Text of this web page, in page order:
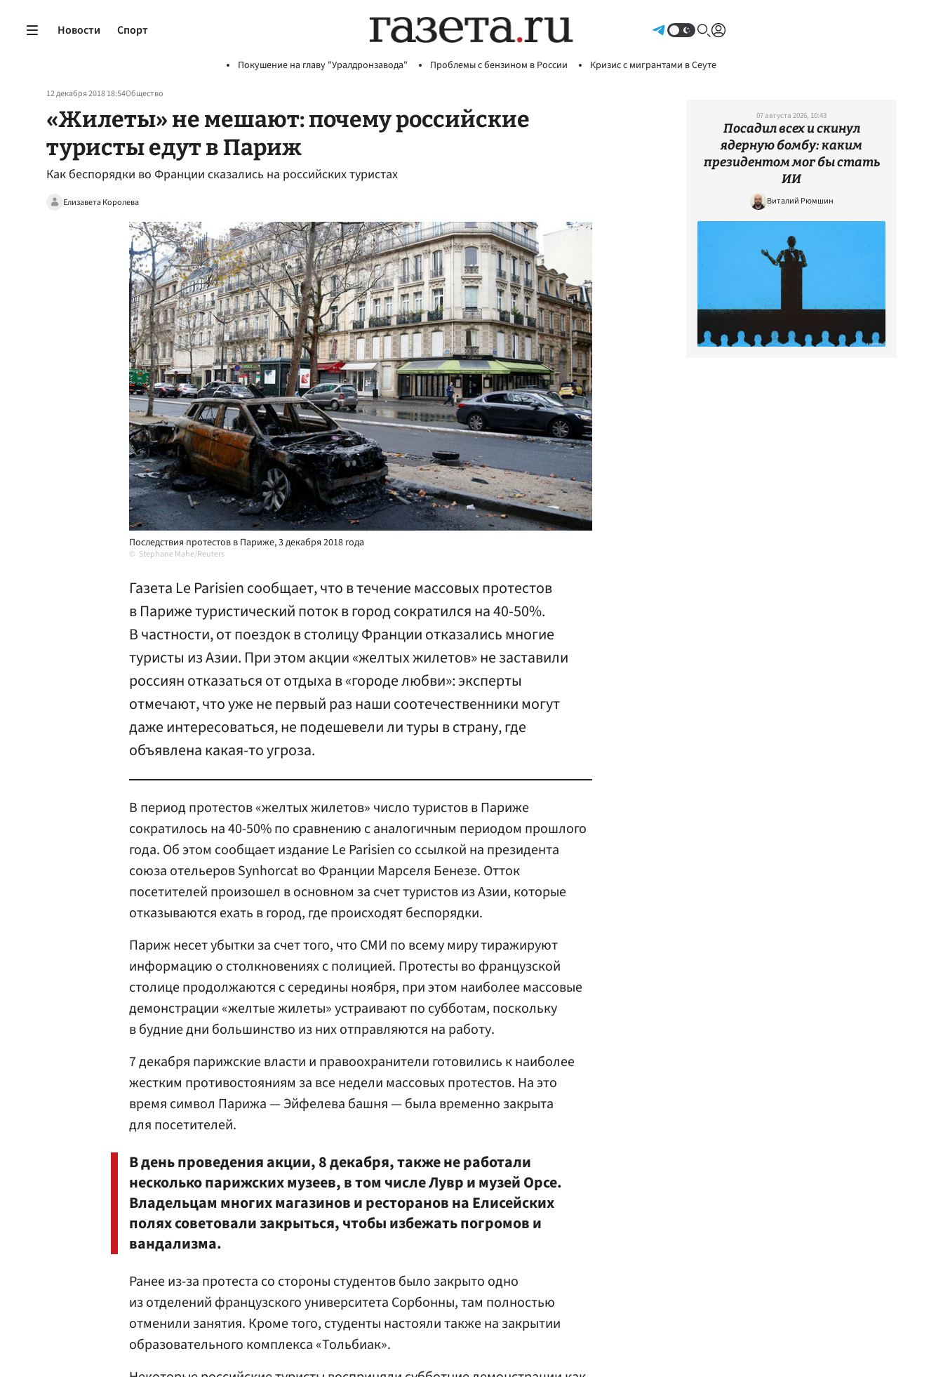
Новости Спорт
Покушение на главу "Уралдронзавода" Проблемы с бензином в России Кризис с мигрантами в Сеуте
12 декабря 2018 18:54Общество
«Жилеты» не мешают: почему российские
туристы едут в Париж
Как беспорядки во Франции сказались на российских туристах
Елизавета Королева
Последствия протестов в Париже, 3 декабря 2018 года
Stephane Mahe/Reuters
Газета Le Parisien сообщает, что в течение массовых протестов
в Париже туристический поток в город сократился на 40-50%.
В частности, от поездок в столицу Франции отказались многие
туристы из Азии. При этом акции «желтых жилетов» не заставили
россиян отказаться от отдыха в «городе любви»: эксперты
отмечают, что уже не первый раз наши соотечественники могут
даже интересоваться, не подешевели ли туры в страну, где
объявлена какая-то угроза.
В период протестов «желтых жилетов» число туристов в Париже
сократилось на 40-50% по сравнению с аналогичным периодом прошлого
года. Об этом сообщает издание Le Parisien со ссылкой на президента
союза отельеров Synhorcat во Франции Марселя Бенезе. Отток
посетителей произошел в основном за счет туристов из Азии, которые
отказываются ехать в город, где происходят беспорядки.
Париж несет убытки за счет того, что СМИ по всему миру тиражируют
информацию о столкновениях с полицией. Протесты во французской
столице продолжаются с середины ноября, при этом наиболее массовые
демонстрации «желтые жилеты» устраивают по субботам, поскольку
в будние дни большинство из них отправляются на работу.
7 декабря парижские власти и правоохранители готовились к наиболее
жестким противостояниям за все недели массовых протестов. На это
время символ Парижа — Эйфелева башня — была временно закрыта
для посетителей.
В день проведения акции, 8 декабря, также не работали
несколько парижских музеев, в том числе Лувр и музей Орсе.
Владельцам многих магазинов и ресторанов на Елисейских
полях советовали закрыться, чтобы избежать погромов и
вандализма.
Ранее из-за протеста со стороны студентов было закрыто одно
из отделений французского университета Сорбонны, там полностью
отменили занятия. Кроме того, студенты настояли также на закрытии
образовательного комплекса «Тольбиак».
07 августа 2026, 10:43
Посадил всех и скинул
ядерную бомбу: каким
президентом мог бы стать
ИИ
Виталий Рюмшин